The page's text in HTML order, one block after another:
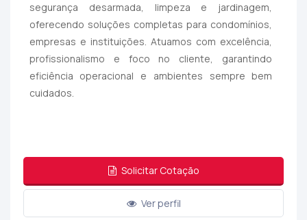
segurança desarmada, limpeza e jardinagem,
oferecendo soluções completas para condomínios,
empresas e instituições. Atuamos com excelência,
profissionalismo e foco no cliente, garantindo
eficiência operacional e ambientes sempre bem
cuidados.
Solicitar Cotação
Ver perfil